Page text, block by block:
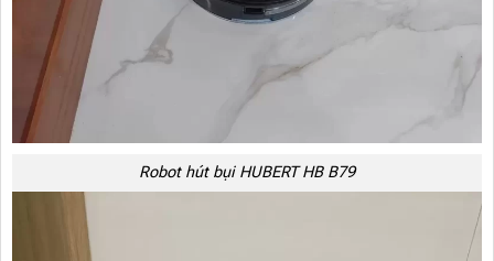
Robot hút bụi HUBERT HB B79